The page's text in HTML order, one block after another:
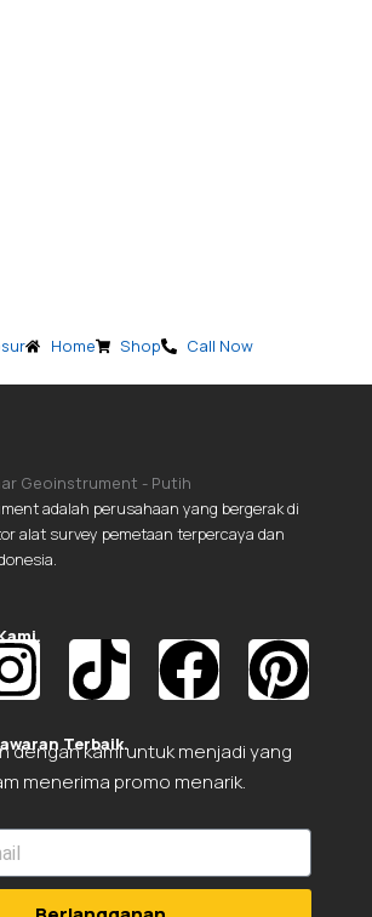
Home Shop Call Now
adalah perusahaan yang bergerak di
alat survey pemetaan terpercaya dan
I
n
s
t
T
i
k
t
F
a
c
e
P
i
n
t
Terbaik.
dengan kami untuk menjadi yang
menerima promo menarik.